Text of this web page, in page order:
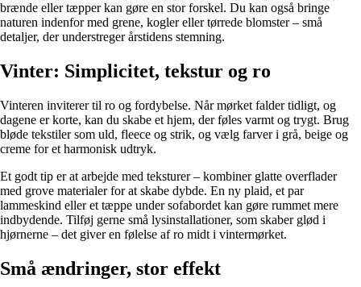
brænde eller tæpper kan gøre en stor forskel. Du kan også bringe
naturen indenfor med grene, kogler eller tørrede blomster – små
detaljer, der understreger årstidens stemning.
Vinter: Simplicitet, tekstur og ro
Vinteren inviterer til ro og fordybelse. Når mørket falder tidligt, og
dagene er korte, kan du skabe et hjem, der føles varmt og trygt. Brug
bløde tekstiler som uld, fleece og strik, og vælg farver i grå, beige og
creme for et harmonisk udtryk.
Et godt tip er at arbejde med teksturer – kombiner glatte overflader
med grove materialer for at skabe dybde. En ny plaid, et par
lammeskind eller et tæppe under sofabordet kan gøre rummet mere
indbydende. Tilføj gerne små lysinstallationer, som skaber glød i
hjørnerne – det giver en følelse af ro midt i vintermørket.
Små ændringer, stor effekt